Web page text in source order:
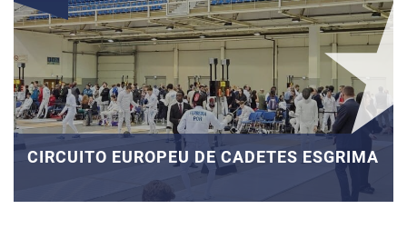
CIRCUITO EUROPEU DE CADETES ESGRIMA